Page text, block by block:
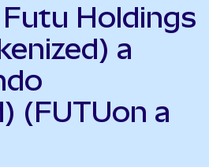
Holdings
a
(FUTUon a